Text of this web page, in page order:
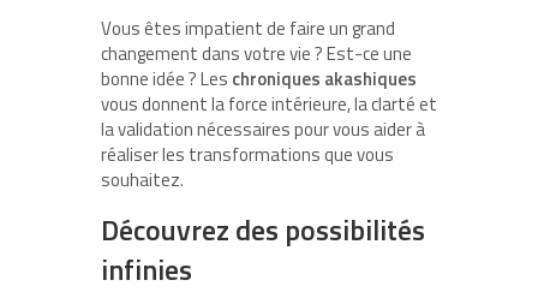
Vous êtes impatient de faire un grand
changement dans votre vie ? Est-ce une
bonne idée ? Les chroniques akashiques
vous donnent la force intérieure, la clarté et
la validation nécessaires pour vous aider à
réaliser les transformations que vous
souhaitez.
Découvrez des possibilités
infinies